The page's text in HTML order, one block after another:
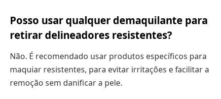
Posso usar qualquer demaquilante para
retirar delineadores resistentes?
Não. É recomendado usar produtos específicos para
maquiar resistentes, para evitar irritações e facilitar a
remoção sem danificar a pele.